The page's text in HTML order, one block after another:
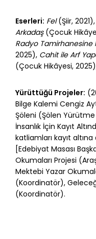
Eserleri: Fel(Şiir, 2021),
Arkadaş(Çocuk
Radyo Tamirhanesine
2025), Cahit ile Arf
(Çocuk Hikâyesi,
Yürüttüğü Projeler:
Bilge Kalemi Cengiz
Şöleni (Şölen Yürütme
İnsanlık İçin Kayıt
katliamları kayıt
[Edebiyat Masası
Okumaları Projesi
Mektebi Yazar
(Koordinatör),
(Koordinatör).